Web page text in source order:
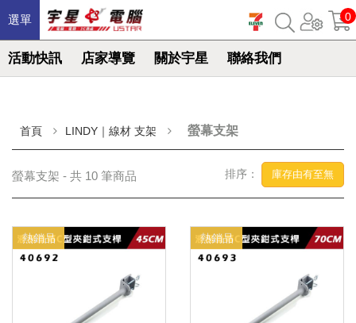
選單
活動快訊 店家導覽 關於宇星 聯絡我們
0
首頁 LINDY｜線材 支架 螢幕支架
螢幕支架 - 共 10 筆商品 排序： 庫存由有至無
熱銷品 熱銷品